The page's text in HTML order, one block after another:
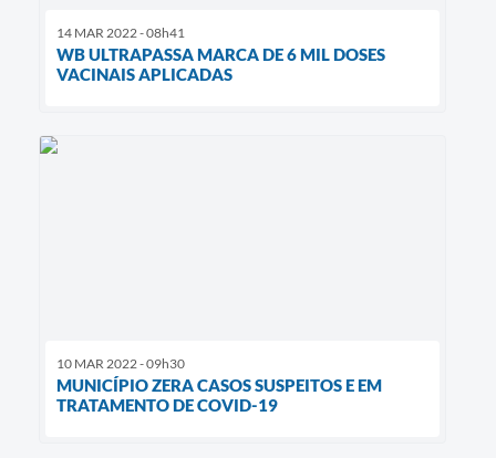
14 MAR 2022 - 08h41
WB ULTRAPASSA MARCA DE 6 MIL DOSES
VACINAIS APLICADAS
10 MAR 2022 - 09h30
MUNICÍPIO ZERA CASOS SUSPEITOS E EM
TRATAMENTO DE COVID-19